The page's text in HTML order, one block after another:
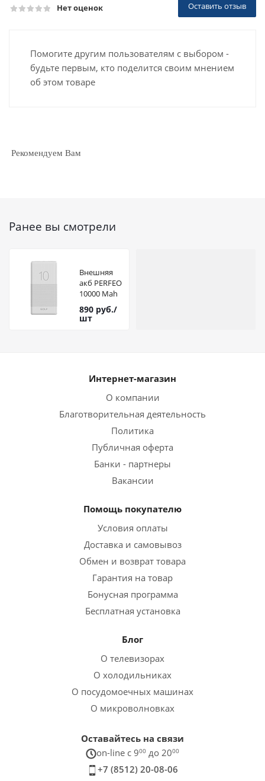
Нет оценок Оставить отзыв
Помогите другим пользователям с выбором -
будьте первым, кто поделится своим мнением
об этом товаре
Рекомендуем Вам
Ранее вы смотрели
Внешняя
акб PERFEO
10000 Mah
Golf G80
White
890 руб./
шт
Интернет-магазин
О компании
Благотворительная деятельность
Политика
Публичная оферта
Банки - партнеры
Вакансии
Помощь покупателю
Условия оплаты
Доставка и самовывоз
Обмен и возврат товара
Гарантия на товар
Бонусная программа
Бесплатная установка
Блог
О телевизорах
О холодильниках
О посудомоечных машинах
О микроволновках
Оставайтесь на связи
on-line c 900 до 2000
+7 (8512) 20-08-06